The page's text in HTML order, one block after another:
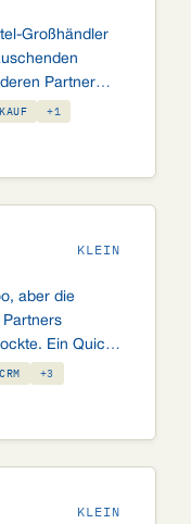
Großhändler
Partner
live.
+1
KLEIN
aber die
Partners
Ein Quick
und ein klarer
das stimmt.
CRM +3
KLEIN